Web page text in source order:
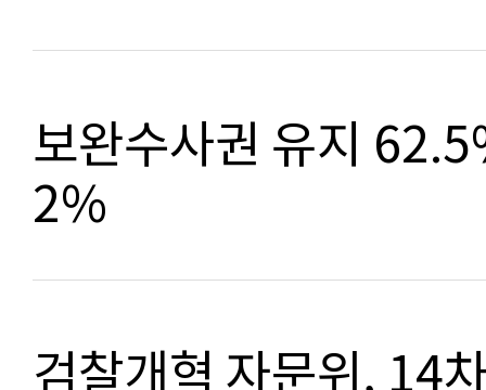
보완수사권 유지
2%
검찰개혁 자문위, 14